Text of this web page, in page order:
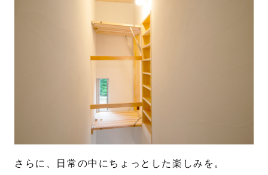
さらに、日常の中にちょっとした楽しみを。